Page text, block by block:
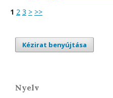
1 2 3 > >>
Kézirat benyújtása
Nyelv